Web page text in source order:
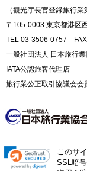
（観光庁長官登録旅行業
〒105-0003 東京都港区
TEL 03-3506-0757
一般社団法人 日本旅行
IATA公認旅客代理店
旅行業公正取引協議会会
このサ
SSL暗